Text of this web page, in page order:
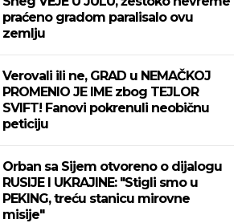
praćeno gradom paralisalo ovu
zemlju
Verovali ili ne, GRAD u NEMAČKOJ
PROMENIO JE IME zbog TEJLOR
SVIFT! Fanovi pokrenuli neobičnu
peticiju
Orban sa Sijem otvoreno o dijalogu
RUSIJE I UKRAJINE: "Stigli smo u
PEKING, treću stanicu mirovne
misije"